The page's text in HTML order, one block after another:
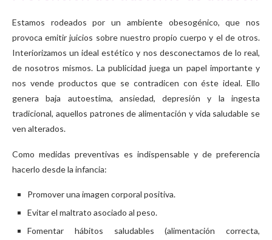
Estamos rodeados por un ambiente obesogénico, que nos
provoca emitir juicios sobre nuestro propio cuerpo y el de otros.
Interiorizamos un ideal estético y nos desconectamos de lo real,
de nosotros mismos. La publicidad juega un papel importante y
nos vende productos que se contradicen con éste ideal. Ello
genera baja autoestima, ansiedad, depresión y la ingesta
tradicional, aquellos patrones de alimentación y vida saludable se
ven alterados.
Como medidas preventivas es indispensable y de preferencia
hacerlo desde la infancia:
Promover una imagen corporal positiva.
Evitar el maltrato asociado al peso.
Fomentar hábitos saludables (alimentación correcta,